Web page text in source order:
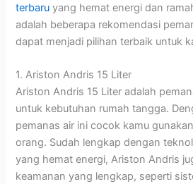
terbaru yang hemat energi dan
adalah beberapa rekomendasi
dapat menjadi pilihan terbaik untuk
1. Ariston Andris 15 Liter
Ariston Andris 15 Liter adalah
untuk kebutuhan rumah tangga.
pemanas air ini cocok kamu
orang. Sudah lengkap dengan
yang hemat energi, Ariston Andris
keamanan yang lengkap, seperti